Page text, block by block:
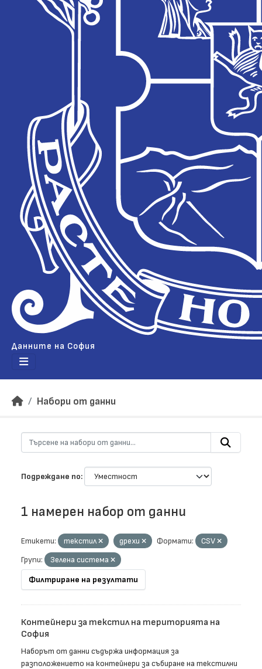
Данните на София
Набори от данни
Подреждане по
1 намерен набор от данни
Етикети: текстил дрехи Формати:
CSV
Групи:
Зелена система
Филтриране на резултати
Контейнери за текстил на територията на
София
Наборът от данни съдържа информация за
разположението на контейнери за събиране на текстилни